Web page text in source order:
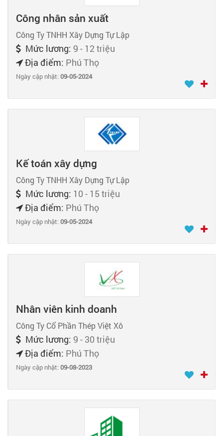
Công nhân sản xuất
Công Ty TNHH Xây Dựng Tự Lập
Mức lương: 9 - 12 triệu
Địa điểm: Phú Thọ
Ngày cập nhật:09-05-2024
Kế toán xây dựng
Công Ty TNHH Xây Dựng Tự Lập
Mức lương: 10 - 15 triệu
Địa điểm: Phú Thọ
Ngày cập nhật:09-05-2024
Nhân viên kinh doanh
Công Ty Cổ Phần Thép Việt Xô
Mức lương: 9 - 30 triệu
Địa điểm: Phú Thọ
Ngày cập nhật:09-08-2023